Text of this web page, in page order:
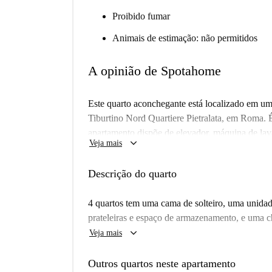
Proibido fumar
Animais de estimação: não permitidos
A opinião de Spotahome
Este quarto aconchegante está localizado em
Tiburtino Nord Quartiere Pietralata, em Roma.
apartamento dispõe de elevador, máquina de
Todas as contas (eletricidade, água, gás e Wi-
são permitidos.
Localizado no vibrante bairro Tiburtino Nord
uma curta caminhada de diversas opções
Pizzeria, a Pizzeria I Castelli e o Panificio
Veja mais keyboard_arrow_down
Descrição do quarto
4 quartos tem uma cama de solteiro, uma
prateleiras e espaço de armazenamento, e uma
Veja mais keyboard_arrow_down
Outros quartos neste apartamento